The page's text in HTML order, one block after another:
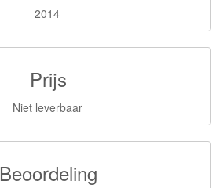
2014
Prijs
Niet leverbaar
Beoordeling